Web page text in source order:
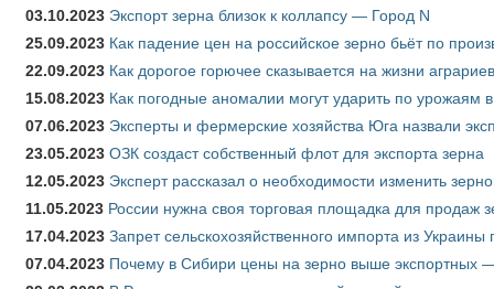
03.10.2023 Экспорт зерна близок к коллапсу — Город N
25.09.2023 Как падение цен на российское зерно бьёт по
22.09.2023 Как дорогое горючее сказывается на жизни аграриев
15.08.2023 Как погодные аномалии могут ударить по урожаям
07.06.2023 Эксперты и фермерские хозяйства Юга назвали
23.05.2023 ОЗК создаст собственный флот для экспорта зерна
12.05.2023 Эксперт рассказал о необходимости изменить
11.05.2023 России нужна своя торговая площадка для продаж
17.04.2023 Запрет сельскохозяйственного импорта из
07.04.2023 Почему в Сибири цены на зерно выше экспортных